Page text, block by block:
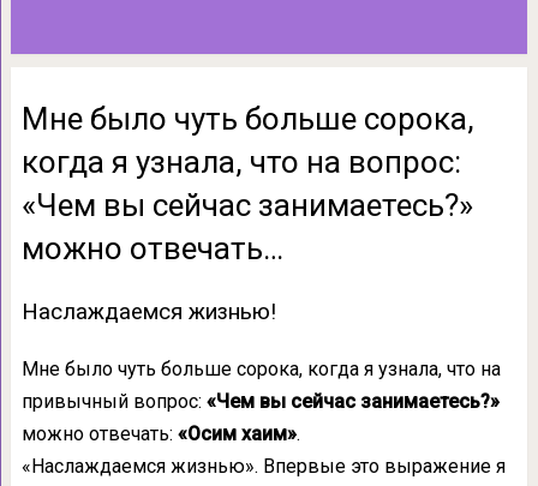
Мне было чуть больше сорока,
когда я узнала, что на вопрос:
«Чем вы сейчас занимаетесь?»
можно отвечать…
Наслаждаемся жизнью!
Мне было чуть больше сорока, когда я узнала, что на
привычный вопрос: «Чем вы сейчас занимаетесь?»
можно отвечать: «Осим хаим».
«Наслаждаемся жизнью». Впервые это выражение я